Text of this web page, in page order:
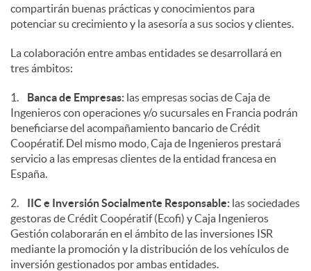
compartirán buenas prácticas y conocimientos para
potenciar su crecimiento y la asesoría a sus socios y clientes.
La colaboración entre ambas entidades se desarrollará en
tres ámbitos:
1. Banca de Empresas: las empresas socias de Caja de
Ingenieros con operaciones y/o sucursales en Francia podrán
beneficiarse del acompañamiento bancario de Crédit
Coopératif. Del mismo modo, Caja de Ingenieros prestará
servicio a las empresas clientes de la entidad francesa en
España.
2. IIC e Inversión Socialmente Responsable: las sociedades
gestoras de Crédit Coopératif (Ecofi) y Caja Ingenieros
Gestión colaborarán en el ámbito de las inversiones ISR
mediante la promoción y la distribución de los vehículos de
inversión gestionados por ambas entidades.